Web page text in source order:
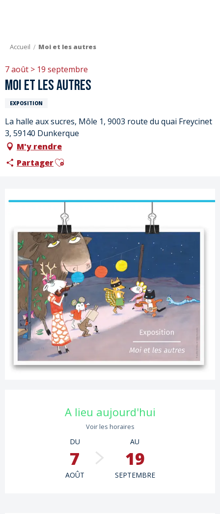
Accueil Moi et les autres
7 août > 19 septembre
Moi et les autres
EXPOSITION
La halle aux sucres, Môle 1, 9003 route du quai Freycinet
3, 59140 Dunkerque
M'y rendre
PartagerAjouter aux favoris
Ouverture et coordonnées
A lieu aujourd'hui
Voir les horaires
DU
7
AOÛT
AU
19
SEPTEMBRE